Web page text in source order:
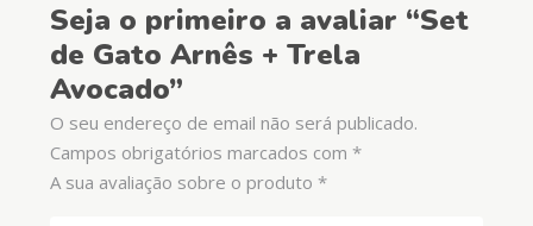
Seja o primeiro a avaliar “Set
de Gato Arnês + Trela
Avocado”
O seu endereço de email não será publicado.
Campos obrigatórios marcados com *
A sua avaliação sobre o produto *